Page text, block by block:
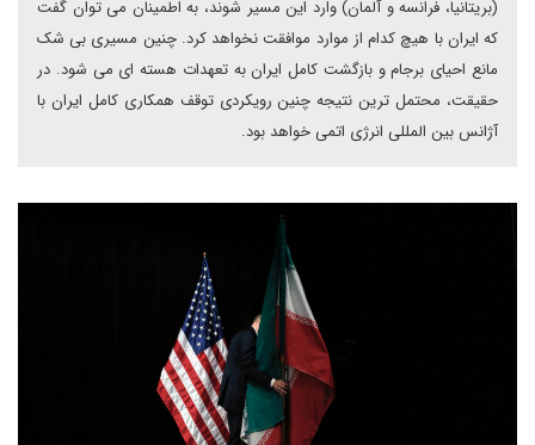
(بریتانیا، فرانسه و آلمان) وارد این مسیر شوند، به اطمینان می توان گفت
که ایران با هیچ کدام از موارد موافقت نخواهد کرد. چنین مسیری بی شک
مانع احیای برجام و بازگشت کامل ایران به تعهدات هسته ای می شود. در
حقیقت، محتمل ترین نتیجه چنین رویکردی توقف همکاری کامل ایران با
آژانس بین المللی انرژی اتمی خواهد بود.